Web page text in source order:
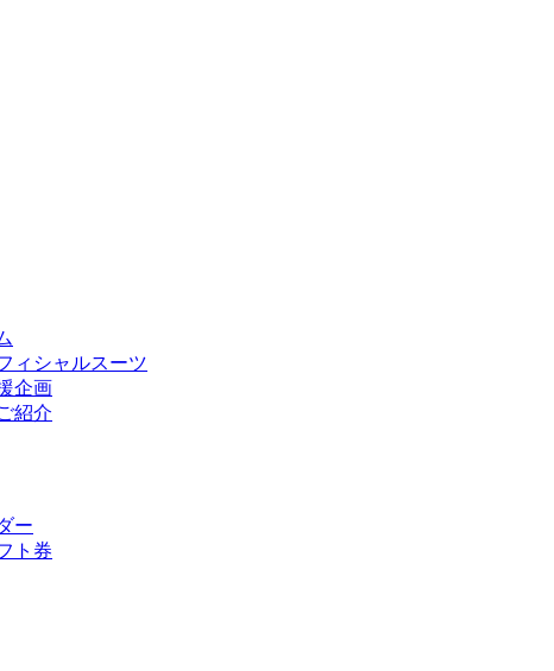
ィシャルスーツ
企画
紹介
ー
ト券